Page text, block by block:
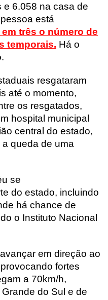
e 6.058 na casa de
está
três o número de
temporais. Há o
resgataram
até o momento,
os resgatados,
hospital municipal
central do estado,
queda de uma
se
do estado, incluindo
há chance de
o Instituto Nacional
em direção ao
fortes
a 70km/h,
do Sul e de